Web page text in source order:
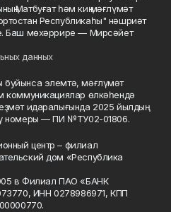
Матбуғат һәм киң мәғлүмәт
Республикаһы" нәшриәт
Баш мөхәррире — Мирсәйет
данных
буйынса элемтә, мәғлүмәт
коммуникациялар өлкәһендә
идаралығында 2025 йылдың
номеры — ПИ №ТУ02-01806.
центр – филиал
дом «Республика
в Филиал ПАО «БАНК
ИНН 0278986971, КПП